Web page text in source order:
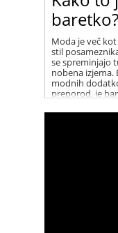
baretko?
Moda je več
stil
se spreminjajo
nobena izjema.
modnih
preporod, je